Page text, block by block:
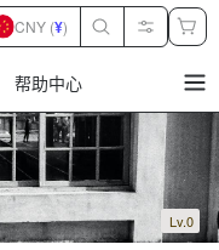
帮助中心
CNY (¥)
Lv.0